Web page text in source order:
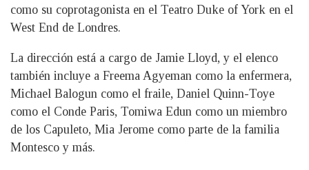
como su coprotagonista en el Teatro Duke of York en el
West End de Londres.
La dirección está a cargo de Jamie Lloyd, y el elenco
también incluye a Freema Agyeman como la enfermera,
Michael Balogun como el fraile, Daniel Quinn-Toye
como el Conde Paris, Tomiwa Edun como un miembro
de los Capuleto, Mia Jerome como parte de la familia
Montesco y más.